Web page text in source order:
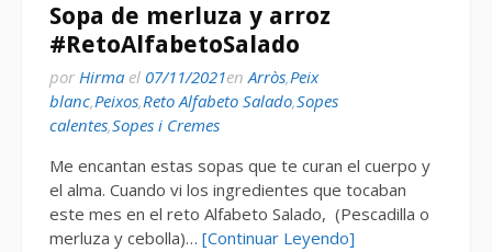
Sopa de merluza y arroz
#RetoAlfabetoSalado
por Hirma el 07/11/2021en Arròs,Peix
blanc,Peixos,Reto Alfabeto Salado,Sopes
calentes,Sopes i Cremes
Me encantan estas sopas que te curan el cuerpo y
el alma. Cuando vi los ingredientes que tocaban
este mes en el reto Alfabeto Salado, (Pescadilla o
merluza y cebolla)… [Continuar Leyendo]